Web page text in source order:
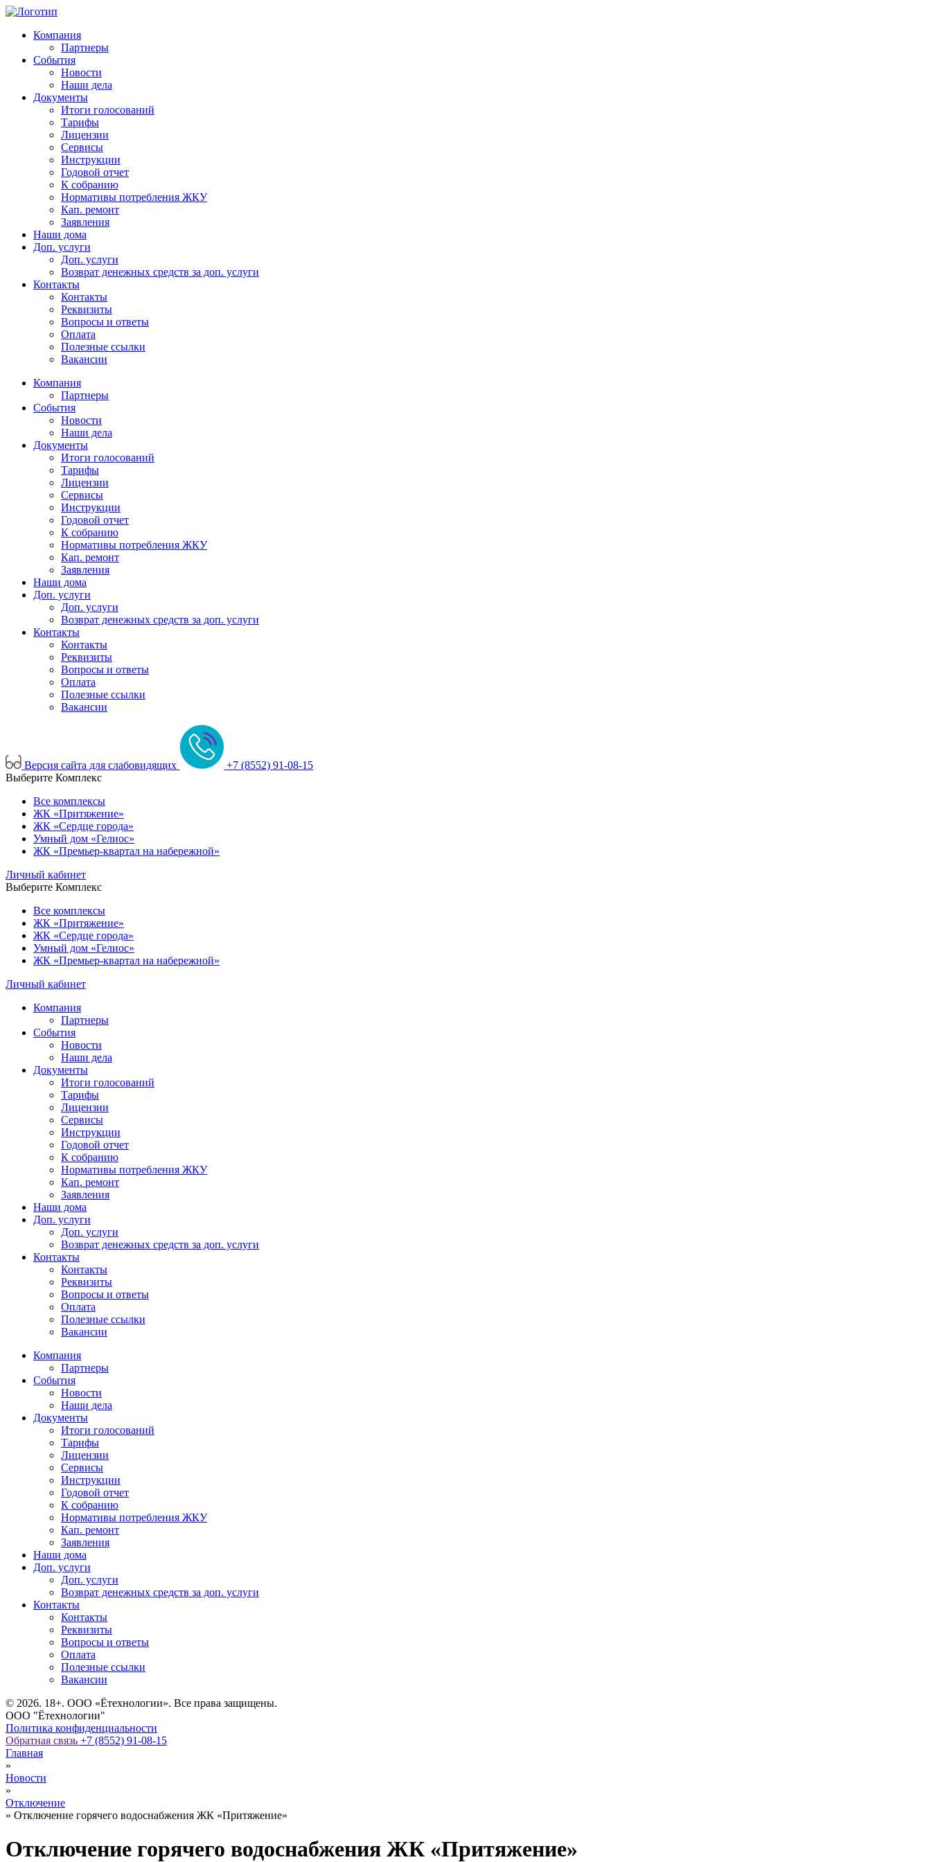
Компания
Партнеры
События
Новости
Наши дела
Документы
Итоги голосований
Тарифы
Лицензии
Сервисы
Инструкции
Годовой отчет
К собранию
Нормативы потребления ЖКУ
Кап. ремонт
Заявления
Наши дома
Доп. услуги
Доп. услуги
Возврат денежных средств за доп. услуги
Контакты
Контакты
Реквизиты
Вопросы и ответы
Оплата
Полезные ссылки
Вакансии
Компания
Партнеры
События
Новости
Наши дела
Документы
Итоги голосований
Тарифы
Лицензии
Сервисы
Инструкции
Годовой отчет
К собранию
Нормативы потребления ЖКУ
Кап. ремонт
Заявления
Наши дома
Доп. услуги
Доп. услуги
Возврат денежных средств за доп. услуги
Контакты
Контакты
Реквизиты
Вопросы и ответы
Оплата
Полезные ссылки
Вакансии
Версия сайта для слабовидящих
+7 (8552) 91-08-15
Выберите Комплекс
Все комплексы
ЖК «Притяжение»
ЖК «Сердце города»
Умный дом «Гелиос»
ЖК «Премьер-квартал на набережной»
Личный кабинет
Выберите Комплекс
Все комплексы
ЖК «Притяжение»
ЖК «Сердце города»
Умный дом «Гелиос»
ЖК «Премьер-квартал на набережной»
Личный кабинет
Компания
Партнеры
События
Новости
Наши дела
Документы
Итоги голосований
Тарифы
Лицензии
Сервисы
Инструкции
Годовой отчет
К собранию
Нормативы потребления ЖКУ
Кап. ремонт
Заявления
Наши дома
Доп. услуги
Доп. услуги
Возврат денежных средств за доп. услуги
Контакты
Контакты
Реквизиты
Вопросы и ответы
Оплата
Полезные ссылки
Вакансии
Компания
Партнеры
События
Новости
Наши дела
Документы
Итоги голосований
Тарифы
Лицензии
Сервисы
Инструкции
Годовой отчет
К собранию
Нормативы потребления ЖКУ
Кап. ремонт
Заявления
Наши дома
Доп. услуги
Доп. услуги
Возврат денежных средств за доп. услуги
Контакты
Контакты
Реквизиты
Вопросы и ответы
Оплата
Полезные ссылки
Вакансии
© 2026. 18+. ООО «Ётехнологии». Все права защищены.
ООО "Ётехнологии"
Политика конфиденциальности
Обратная связь +7 (8552) 91-08-15
Главная
»
Новости
»
Отключение
» Отключение горячего водоснабжения ЖК «Притяжение»
Отключение горячего водоснабжения ЖК «Притяжение»